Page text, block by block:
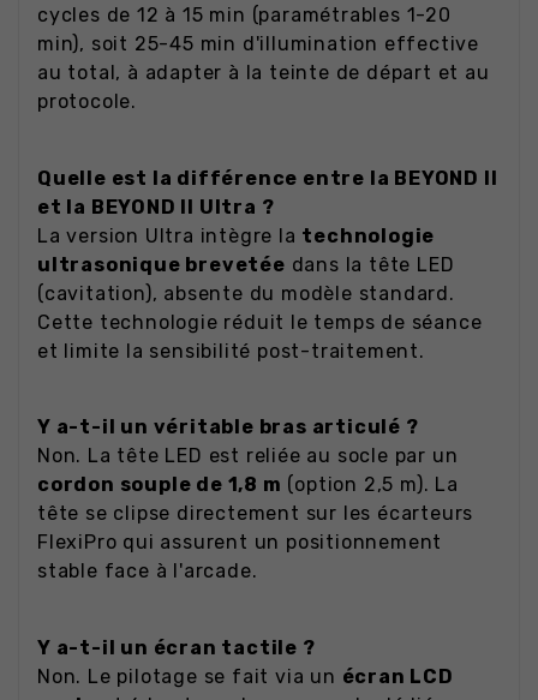
cycles de 12 à 15 min (paramétrables 1-20
min), soit 25-45 min d'illumination effective
au total, à adapter à la teinte de départ et au
protocole.
Quelle est la différence entre la BEYOND II
et la BEYOND II Ultra ?
La version Ultra intègre la technologie
ultrasonique brevetée dans la tête LED
(cavitation), absente du modèle standard.
Cette technologie réduit le temps de séance
et limite la sensibilité post-traitement.
Y a-t-il un véritable bras articulé ?
Non. La tête LED est reliée au socle par un
cordon souple de 1,8 m (option 2,5 m). La
tête se clipse directement sur les écarteurs
FlexiPro qui assurent un positionnement
stable face à l'arcade.
Y a-t-il un écran tactile ?
Non. Le pilotage se fait via un écran LCD